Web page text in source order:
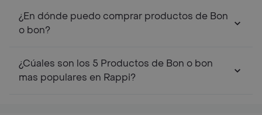
¿En dónde puedo comprar productos de Bon
o bon?
¿Cúales son los 5 Productos de Bon o bon
mas populares en Rappi?